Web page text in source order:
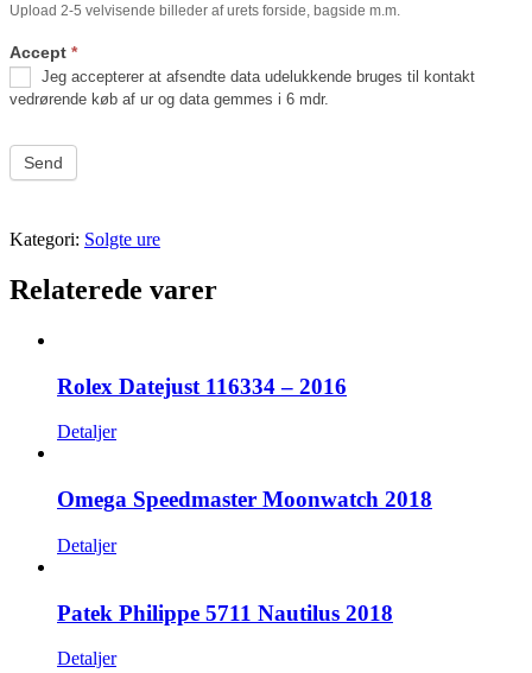
Upload 2-5 velvisende billeder af urets forside, bagside m.m.
Accept *
vedrørende køb af ur og data gemmes i 6 mdr.
Send
Kategori: Solgte ure
Relaterede varer
Rolex Datejust 116334 – 2016
Detaljer
Omega Speedmaster Moonwatch 2018
Detaljer
Patek Philippe 5711 Nautilus 2018
Detaljer